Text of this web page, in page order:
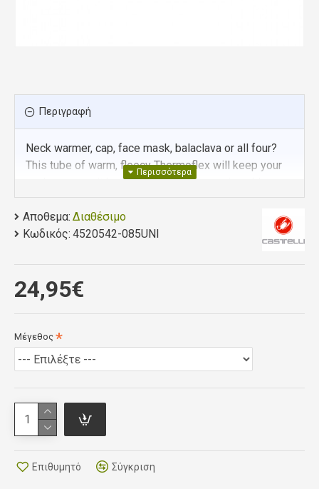
Περιγραφή
Neck warmer, cap, face mask, balaclava or all four?
This tube of warm, fleecy Thermoflex will keep your
neck warm, or it has a myriad other uses in cold
weather.
Αποθεμα: Διαθέσιμο
Κωδικός: 4520542-085UNI
24,95€
Μέγεθος
Επιθυμητό Σύγκριση